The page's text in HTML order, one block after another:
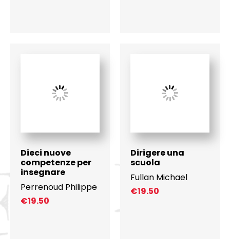
Dieci nuove
competenze per
insegnare
Perrenoud Philippe
€19.50
Dirigere una
scuola
Fullan Michael
€19.50